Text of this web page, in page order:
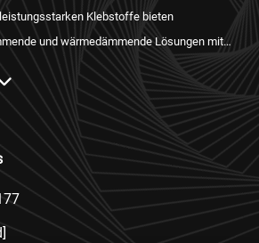
Klebstoffe bieten
und wärmedämmende Lösungen mit